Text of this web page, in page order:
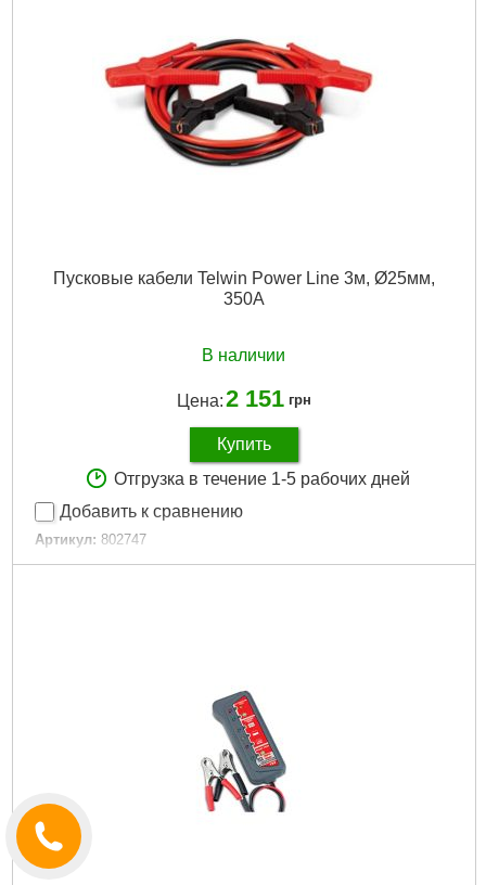
Пусковые кабели Telwin Power Line 3м, Ø25мм,
350A
В наличии
Цена:2 151 грн
Купить
Отгрузка в течение 1-5 рабочих дней
Добавить к сравнению
Артикул: 802747
Код товара: 26.54.55